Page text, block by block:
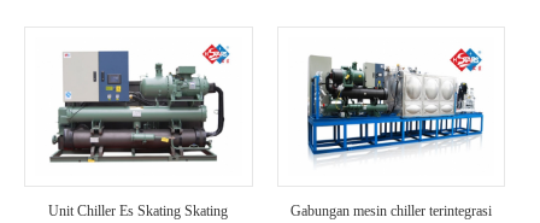
Unit Chiller Es Skating Skating
Gabungan mesin chiller terintegrasi